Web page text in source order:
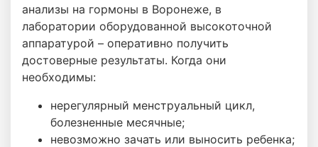
анализы на гормоны в Воронеже, в
лаборатории оборудованной высокоточной
аппаратурой – оперативно получить
достоверные результаты. Когда они
необходимы:
нерегулярный менструальный цикл,
болезненные месячные;
невозможно зачать или выносить ребенка;